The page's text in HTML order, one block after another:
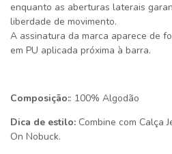
enquanto as aberturas laterais
liberdade de movimento.
A assinatura da marca aparece de
em PU aplicada próxima à barra.
Composição:: 100% Algodão
Dica de estilo: Combine com Calça
On Nobuck.